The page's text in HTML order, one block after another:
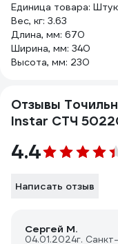
Единица товара:
Вес, кг: 3.63
Длина, мм: 670
Ширина, мм: 340
Высота, мм: 230
Отзывы
Instar СТЧ
4.4
Написать отзыв
Сергей М.
04.01.2024г.